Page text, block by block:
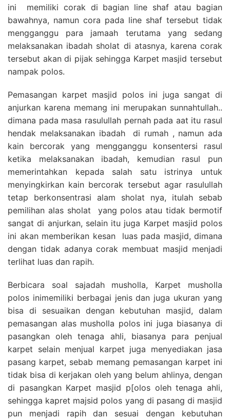
ini memiliki corak di bagian line shaf atau bagian
bawahnya, namun cora pada line shaf tersebut tidak
mengganggu para jamaah terutama yang sedang
melaksanakan ibadah sholat di atasnya, karena corak
tersebut akan di pijak sehingga Karpet masjid tersebut
nampak polos.
Pemasangan karpet masjid polos ini juga sangat di
anjurkan karena memang ini merupakan sunnahtullah..
dimana pada masa rasulullah pernah pada aat itu rasul
hendak melaksanakan ibadah di rumah , namun ada
kain bercorak yang mengganggu konsentersi rasul
ketika melaksanakan ibadah, kemudian rasul pun
memerintahkan kepada salah satu istrinya untuk
menyingkirkan kain bercorak tersebut agar rasulullah
tetap berkonsentrasi alam sholat nya, itulah sebab
pemilihan alas sholat yang polos atau tidak bermotif
sangat di anjurkan, selain itu juga Karpet masjid polos
ini akan memberikan kesan luas pada masjid, dimana
dengan tidak adanya corak membuat masjid menjadi
terlihat luas dan rapih.
Berbicara soal sajadah musholla, Karpet musholla
polos inimemiliki berbagai jenis dan juga ukuran yang
bisa di sesuaikan dengan kebutuhan masjid, dalam
pemasangan alas musholla polos ini juga biasanya di
pasangkan oleh tenaga ahli, biasanya para penjual
karpet selain menjual karpet juga menyediakan jasa
pasang karpet, sebab memang pemasangan karpet ini
tidak bisa di kerjakan oleh yang belum ahlinya, dengan
di pasangkan Karpet masjid p[olos oleh tenaga ahli,
sehingga kapret majsid polos yang di pasang di masjid
pun menjadi rapih dan sesuai dengan kebutuhan